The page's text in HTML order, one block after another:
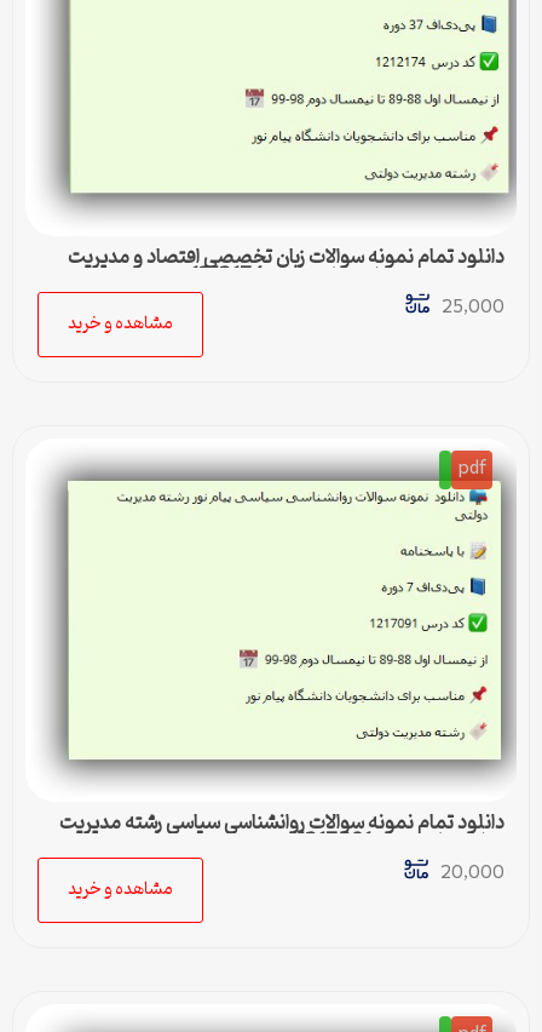
دانلود تمام نمونه سوالات زبان تخصصی اقتصاد و مدیریت
رشته مدیریت دولتی پیام نور کد 1212174
25,000
مشاهده و خرید
pdf
دانلود تمام نمونه سوالات روانشناسی سیاسی رشته مدیریت
دولتی پیام نور کد 1217091
20,000
مشاهده و خرید